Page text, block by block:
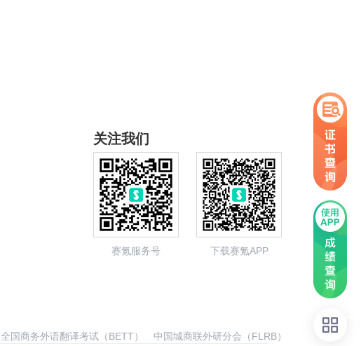
关注我们
赛氪服务号 下载赛氪APP
全国商务外语翻译考试（BETT） 中国城商联外研分会（FLRB）